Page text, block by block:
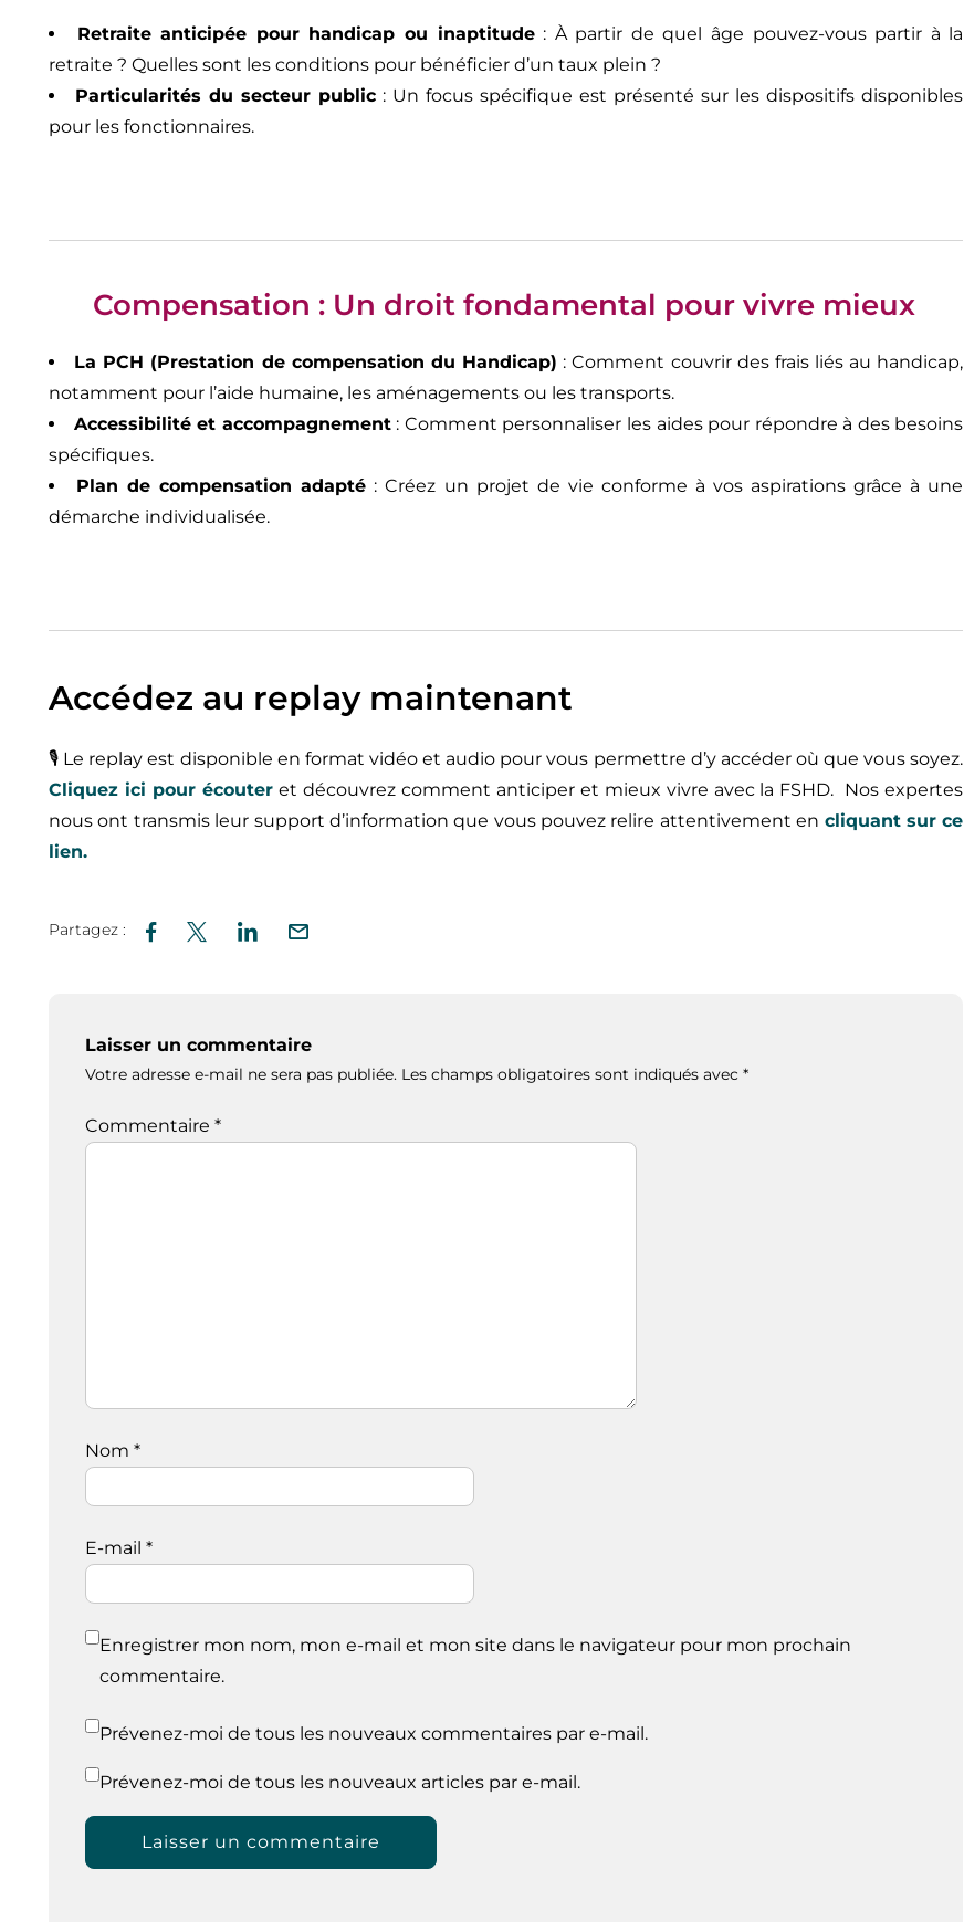
Retraite anticipée pour handicap ou inaptitude: À partir de quel âge pouvez-vous partir à la
retraite ? Quelles sont les conditions pour bénéficier d’un taux plein ?
Particularités du secteur public : Un focus spécifique est présenté sur les dispositifs disponibles
pour les fonctionnaires.
Compensation : Un droit fondamental pour vivre mieux
La PCH (Prestation de compensation du Handicap) : Comment couvrir des frais liés au handicap,
notamment pour l’aide humaine, les aménagements ou les transports.
Accessibilité et accompagnement: Comment personnaliser les aides pour répondre à des besoins
spécifiques.
Plan de compensation adapté : Créez un projet de vie conforme à vos aspirations grâce à une
démarche individualisée.
Accédez au replay maintenant
🎙️ Le replay est disponible en format vidéo et audio pour vous permettre d’y accéder où que vous soyez.
Cliquez ici pour écouteret découvrez comment anticiper et mieux vivre avec la FSHD. Nos expertes
nous ont transmis leur support d’information que vous pouvez relire attentivement en cliquant sur ce
lien.
Partagez :
Laisser un commentaire
Votre adresse e-mail ne sera pas publiée. Les champs obligatoires sont indiqués avec *
Commentaire *
Nom *
E-mail *
Enregistrer mon nom, mon e-mail et mon site dans le navigateur pour mon prochain
commentaire.
Prévenez-moi de tous les nouveaux commentaires par e-mail.
Prévenez-moi de tous les nouveaux articles par e-mail.